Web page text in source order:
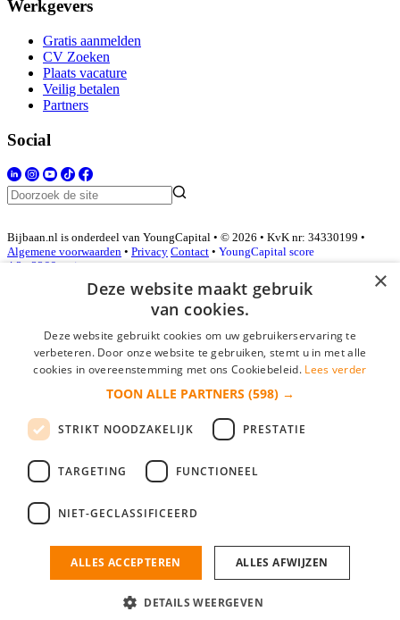
Werkgevers
Gratis aanmelden
CV Zoeken
Plaats vacature
Veilig betalen
Partners
Social
Bijbaan.nl is onderdeel van YoungCapital • © 2026 • KvK nr: 34330199 •
Algemene voorwaarden • Privacy Contact • YoungCapital score
4.3 - 3366 reviews
Inloggen als bedrijf
*
login gegevens onthouden
login
Bedrijf aanmelden
nieuwe collega/werknemer zo gevonden!
×
Deze website maakt gebruik
van cookies.
Deze website gebruikt cookies om uw gebruikerservaring te
verbeteren. Door onze website te gebruiken, stemt u in met alle
cookies in overeenstemming met ons Cookiebeleid. Lees verder
TOON ALLE PARTNERS (598) →
STRIKT NOODZAKELIJK PRESTATIE
TARGETING FUNCTIONEEL
NIET-GECLASSIFICEERD
ALLES ACCEPTEREN ALLES AFWIJZEN
DETAILS WEERGEVEN